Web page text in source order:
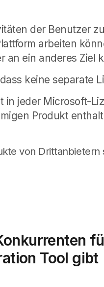
der Benutzer
arbeiten
an ein anderes Ziel
keine separate
in jeder Microsoft-
Produkt
von Drittanbietern
Tool gibt